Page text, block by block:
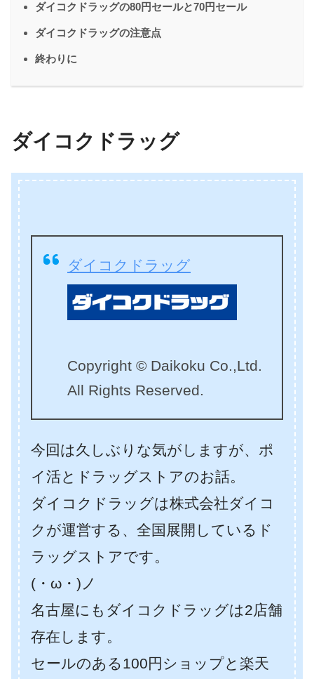
ダイコクドラッグの80円セールと70円セール
ダイコクドラッグの注意点
終わりに
ダイコクドラッグ
ダイコクドラッグ
Copyright © Daikoku Co.,Ltd.
All Rights Reserved.
今回は久しぶりな気がしますが、ポ
イ活とドラッグストアのお話。
ダイコクドラッグは株式会社ダイコ
クが運営する、全国展開しているド
ラッグストアです。
(・ω・)ノ
名古屋にもダイコクドラッグは2店舗
存在します。
セールのある100円ショップと楽天